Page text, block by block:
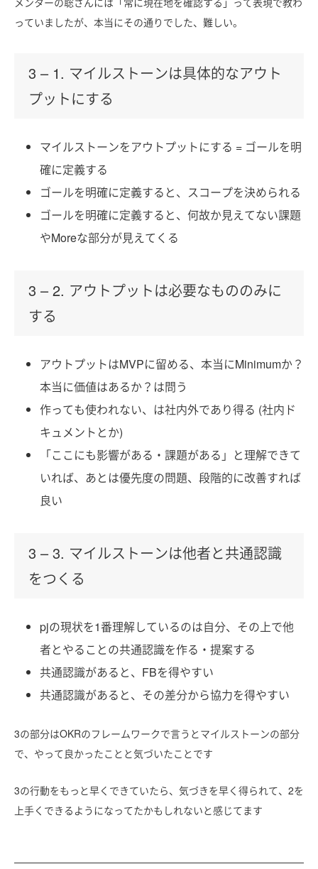
っていましたが、本当にその通りでした、難しい。
3 – 1. マイルストーンは具体的なアウト
プットにする
マイルストーンをアウトプットにする = ゴールを明
確に定義する
ゴールを明確に定義すると、スコープを決められる
ゴールを明確に定義すると、何故か見えてない課題
やMoreな部分が見えてくる
3 – 2. アウトプットは必要なもののみに
する
アウトプットはMVPに留める、本当にMinimumか？
本当に価値はあるか？は問う
作っても使われない、は社内外であり得る (社内ド
キュメントとか)
「ここにも影響がある・課題がある」と理解できて
いれば、あとは優先度の問題、段階的に改善すれば
良い
3 – 3. マイルストーンは他者と共通認識
をつくる
pjの現状を1番理解しているのは自分、その上で他
者とやることの共通認識を作る・提案する
共通認識があると、FBを得やすい
共通認識があると、その差分から協力を得やすい
3の部分はOKRのフレームワークで言うとマイルストーンの部分
で、やって良かったことと気づいたことです
3の行動をもっと早くできていたら、気づきを早く得られて、2を
上手くできるようになってたかもしれないと感じてます